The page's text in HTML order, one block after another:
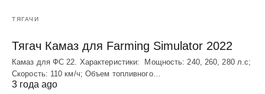
ТЯГАЧИ
Тягач Камаз для Farming Simulator 2022
Камаз для ФС 22. Характеристики: Мощность: 240, 260, 280 л.с;
Скорость: 110 км/ч; Объем топливного…
3 года ago